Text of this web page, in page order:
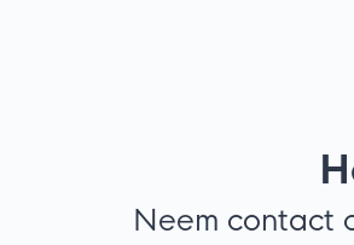
Neem contact